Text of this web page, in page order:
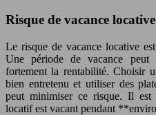
Risque de vacance locative
Le risque de vacance locative
Une période de vacance peut
fortement la rentabilité. Choisir
bien entretenu et utiliser des
peut minimiser ce risque. Il est
locatif est vacant pendant